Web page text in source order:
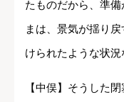
たものだから、準
まは、景気が揺り
けられたような状況
【中俣】そうした